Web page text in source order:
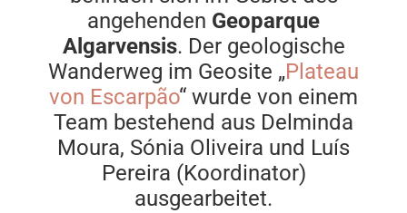
angehenden Geoparque
Algarvensis. Der geologische
Wanderweg im Geosite „Plateau
von Escarpão“ wurde von einem
Team bestehend aus Delminda
Moura, Sónia Oliveira und Luís
Pereira (Koordinator)
ausgearbeitet.